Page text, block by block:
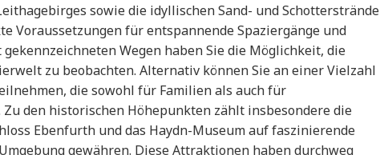
sowie die idyllischen Sand- und Schotterstrände
Voraussetzungen für entspannende Spaziergänge und
Wegen haben Sie die Möglichkeit, die
zu beobachten. Alternativ können Sie an einer Vielzahl
die sowohl für Familien als auch für
den historischen Höhepunkten zählt insbesondere die
Ebenfurth und das Haydn-Museum auf faszinierende
gewähren. Diese Attraktionen haben durchweg